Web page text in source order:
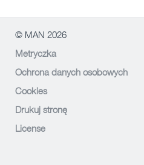
© MAN 2026
Metryczka
Ochrona danych osobowych
Cookies
Drukuj stronę
License